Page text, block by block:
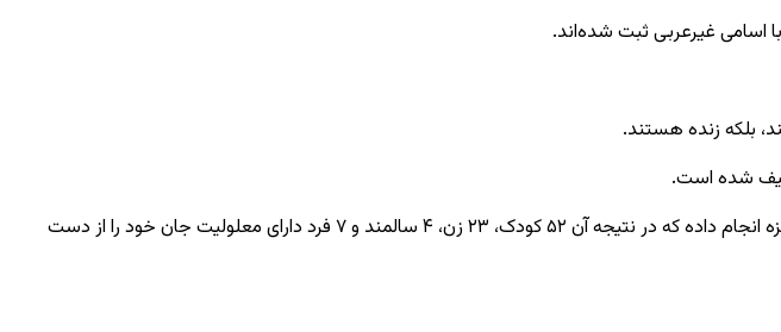
اسامی غیرعربی ثبت شده‌اند.
بلکه زنده هستند.
شده است.
طبق این بیانیه، اسرائیل برای پاسخ به این انتقادات، طی ۱۲ ساعت گذشته حملات جدیدی را در مناطق مختلف غزه انجام داده که در نتیجه آن ۵۲ کودک، ۲۳ زن، ۴ سالمند و ۷ فرد دارای معلولیت جان خود را از دست